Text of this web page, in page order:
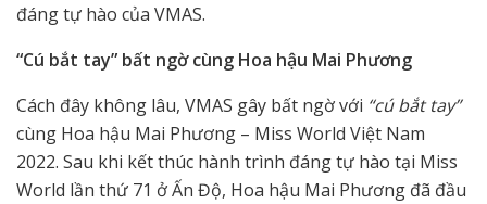
đáng tự hào của VMAS.
“Cú bắt tay” bất ngờ cùng Hoa hậu Mai Phương
Cách đây không lâu, VMAS gây bất ngờ với “cú bắt tay”
cùng Hoa hậu Mai Phương – Miss World Việt Nam
2022. Sau khi kết thúc hành trình đáng tự hào tại Miss
World lần thứ 71 ở Ấn Độ, Hoa hậu Mai Phương đã đầu